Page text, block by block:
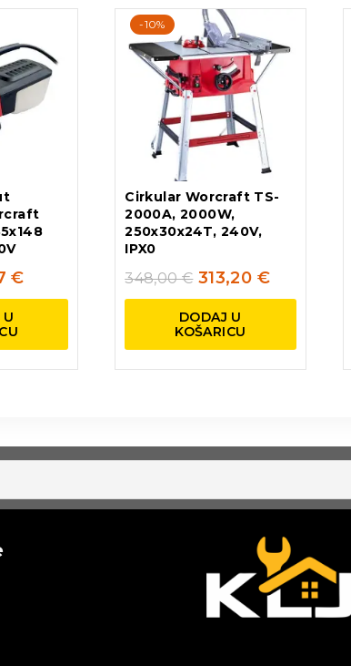
€
U
-10%
Cirkular Worcraft TS-
2000A, 2000W,
250x30x24T, 240V,
IPX0
348,00€ 313,20 €
DODAJ U
KOŠARICU